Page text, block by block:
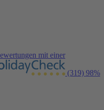
mit einer
(319) 98%